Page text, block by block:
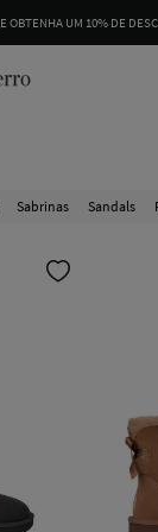
E OBTENHA UM 10% DE
Sabrinas Sandals